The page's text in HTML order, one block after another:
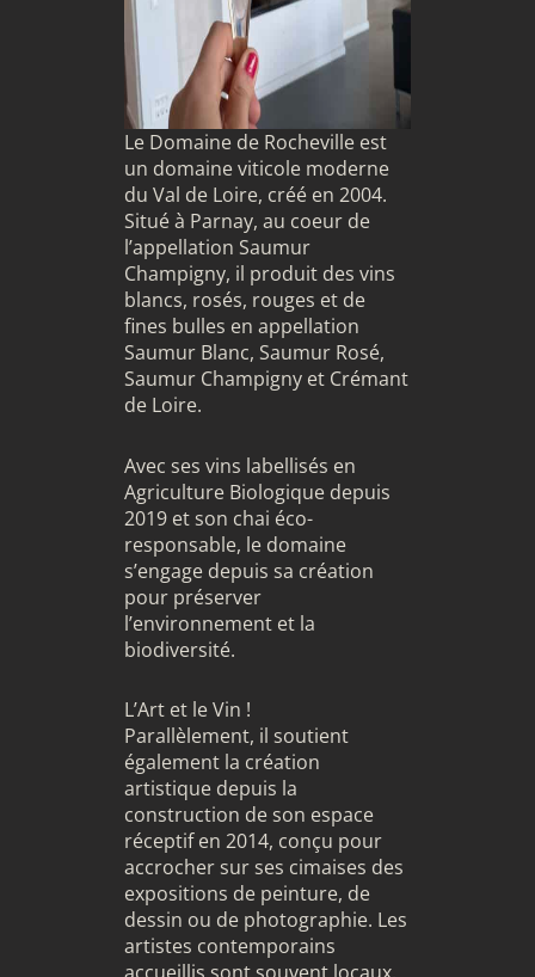
Le Domaine de Rocheville est
un domaine viticole moderne
du Val de Loire, créé en 2004.
Situé à Parnay, au coeur de
l’appellation Saumur
Champigny, il produit des vins
blancs, rosés, rouges et de
fines bulles en appellation
Saumur Blanc, Saumur Rosé,
Saumur Champigny et Crémant
de Loire.
Avec ses vins labellisés en
Agriculture Biologique depuis
2019 et son chai éco-
responsable, le domaine
s’engage depuis sa création
pour préserver
l’environnement et la
biodiversité.
L’Art et le Vin !
Parallèlement, il soutient
également la création
artistique depuis la
construction de son espace
réceptif en 2014, conçu pour
accrocher sur ses cimaises des
expositions de peinture, de
dessin ou de photographie. Les
artistes contemporains